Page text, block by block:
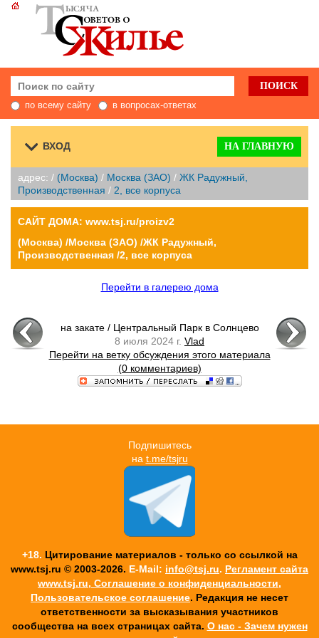
по всему сайту в вопросах-ответах
ВХОД НА ГЛАВНУЮ
адрес: / (Москва) / Москва (ЗАО) / ЖК Радужный,
Производственная / 2, все корпуса
САЙТ ДОМА: www.tsj.ru/proizv2
(Москва) /Москва (ЗАО) /ЖК Радужный,
Производственная /2, все корпуса
Перейти в галерею дома
на закате / Центральный Парк в Солнцево
8 июля 2024 г. Vlad
Перейти на ветку обсуждения этого материала
(0 комментариев)
Подпишитесь
на t.me/tsjru
+18. Цитирование материалов - только со ссылкой на
www.tsj.ru © 2003-2026. E-Mail: info@tsj.ru. Регламент сайта
www.tsj.ru, Соглашение о конфиденциальности,
Пользовательское соглашение. Редакция не несет
ответственности за высказывания участников
cообщества на всех страницах сайта. О нас - Зачем нужен